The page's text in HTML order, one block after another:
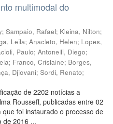
multimodal do
; Sampaio, Rafael; Kleina, Nilton;
Leila; Anacleto, Helen; Lopes,
Paulo; Antonelli, Diego;
; Franco, Crislaine; Borges,
Djiovani; Sordi, Renato;
de 2202 notícias a
Rousseff, publicadas entre 02
foi instaurado o processo de
de 2016 ...